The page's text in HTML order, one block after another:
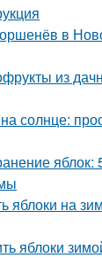
в
из
солнце:
яблок:
яблоки на
яблоки